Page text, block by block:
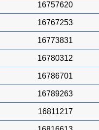
16757620
16767253
16773831
16780312
16786701
16789263
16811217